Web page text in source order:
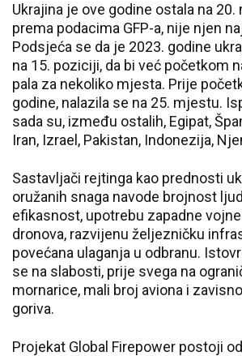
Ukrajina je ove godine ostala na 20.
prema podacima GFP-a, nije njen
Podsjeća se da je 2023. godine
na 15. poziciji, da bi već početkom
pala za nekoliko mjesta. Prije
godine, nalazila se na 25. mjestu.
sada su, između ostalih, Egipat,
Iran, Izrael, Pakistan, Indonezija,
Sastavljači rejtinga kao prednosti
oružanih snaga navode brojnost
efikasnost, upotrebu zapadne
dronova, razvijenu željezničku
povećana ulaganja u odbranu.
se na slabosti, prije svega na
mornarice, mali broj aviona i
goriva.
Projekat Global Firepower postoji